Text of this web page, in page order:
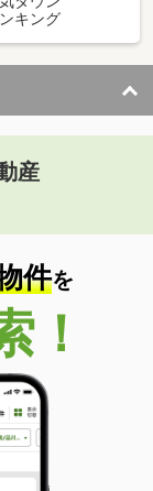
１
キング
産
件を
！